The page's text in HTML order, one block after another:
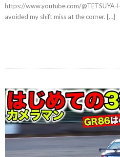
https://www.youtube.com/@TETSUYA-
avoided my shift miss at the corner. […]